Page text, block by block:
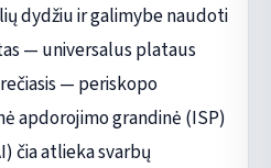
dydžiu ir galimybe naudoti
— universalus plataus
— periskopo
apdorojimo grandinė (ISP)
čia atlieka svarbų